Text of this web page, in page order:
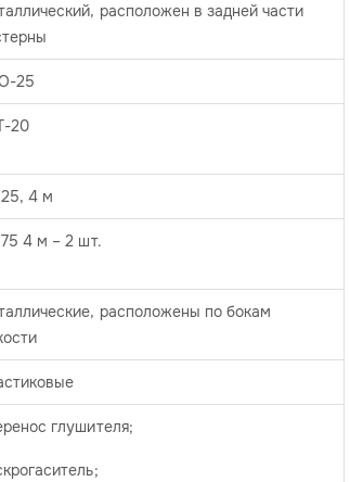
расположен в задней части
25
20
4 м
4 м – 2 шт.
расположены по бокам
глушителя;